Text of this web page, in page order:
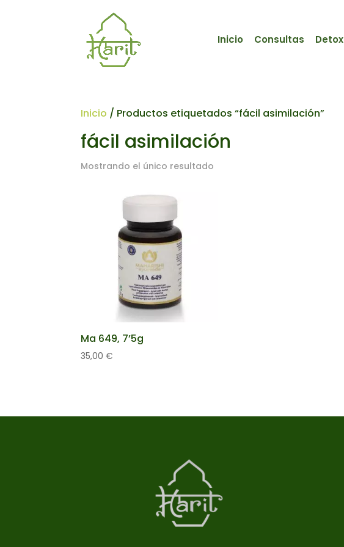
Inicio Consultas Detox
Inicio / Productos etiquetados “fácil asimilación”
fácil asimilación
Mostrando el único resultado
Ma 649, 7’5g
35,00 €